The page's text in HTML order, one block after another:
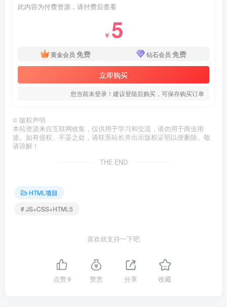
此内容为付费资源，请付费后查看
￥ 5
黄金会员 免费 钻石会员 免费
立即购买
您当前未登录！建议登陆后购买，可保存购买订单
© 版权声明
本站资源来自互联网收集，仅供用于学习和交流，请勿用于商业用
途。如有侵权、不妥之处，请联系站长并出示版权证明以便删除。敬
请谅解！
THE END
HTML项目
# JS+CSS+HTML5
喜欢就支持一下吧
点赞9 赞赏 分享 收藏